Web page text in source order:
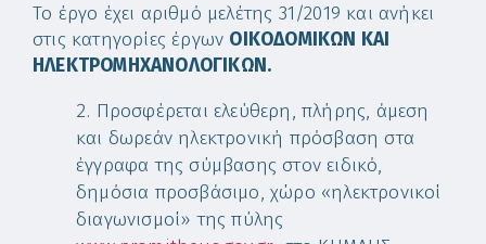
Το έργο έχει αριθμό μελέτης 31/2019 και ανήκει
στις κατηγορίες έργων ΟΙΚΟΔΟΜΙΚΩΝ KAI
ΗΛΕΚΤΡΟΜΗΧΑΝΟΛΟΓΙΚΩΝ.
Προσφέρεται ελεύθερη, πλήρης, άμεση
και δωρεάν ηλεκτρονική πρόσβαση στα
έγγραφα της σύμβασης στον ειδικό,
δημόσια προσβάσιμο, χώρο «ηλεκτρονικοί
διαγωνισμοί» της πύλης